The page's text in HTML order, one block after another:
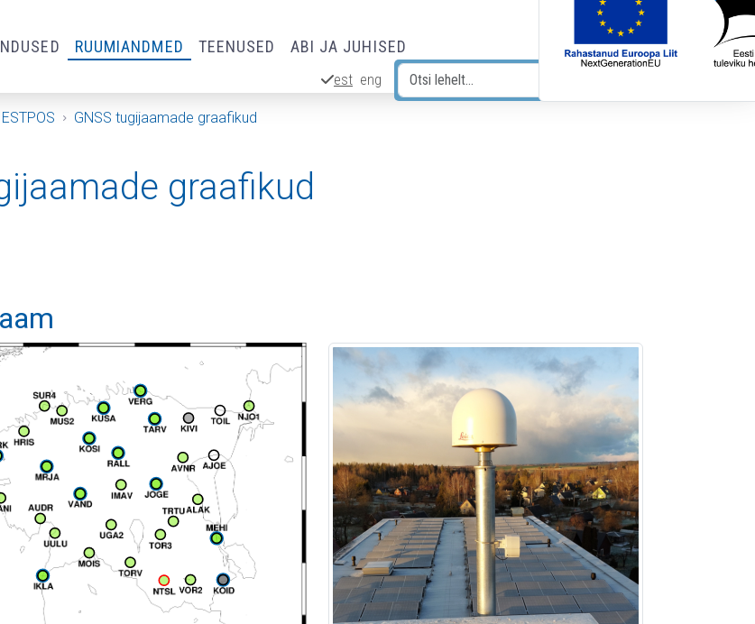
RUUMIANDMED TEENUSED ABI JA JUHISED
est eng
ESTPOS GNSS tugijaamade graafikud
graafikud